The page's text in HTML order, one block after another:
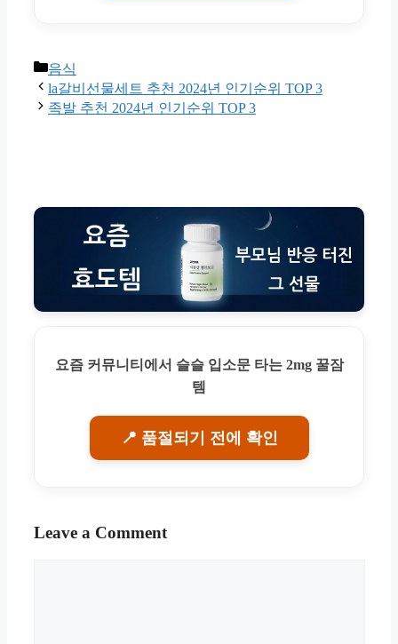
Categories
음식
la갈비선물세트 추천 2024년 인기순위 TOP 3
족발 추천 2024년 인기순위 TOP 3
요즘 커뮤니티에서 슬슬 입소문 타는 2mg 꿀잠
템
📍 품절되기 전에 확인
Leave a Comment